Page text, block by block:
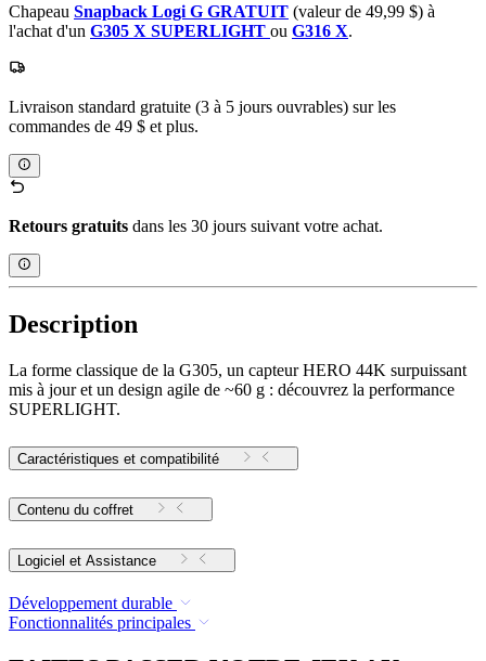
Chapeau Snapback Logi G GRATUIT (valeur de 49,99 $) à
l'achat d'un G305 X SUPERLIGHT ou G316 X.
Livraison standard gratuite (3 à 5 jours ouvrables) sur les
commandes de 49 $ et plus.
Retours gratuits dans les 30 jours suivant votre achat.
Description
La forme classique de la G305, un capteur HERO 44K surpuissant
mis à jour et un design agile de ~60 g : découvrez la performance
SUPERLIGHT.
Caractéristiques et compatibilité
Contenu du coffret
Logiciel et Assistance
Développement durable
Fonctionnalités principales